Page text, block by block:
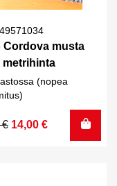
Cordova musta
metrihinta
(nopea
€ 14,00 €